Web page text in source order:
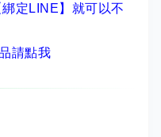
定LINE】 就可以不
請點我